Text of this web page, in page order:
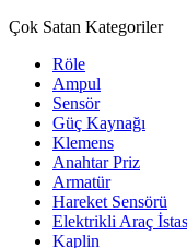
Çok Satan Kategoriler
Röle
Ampul
Sensör
Güç Kaynağı
Klemens
Anahtar Priz
Armatür
Hareket Sensörü
Elektrikli Araç
Kaplin